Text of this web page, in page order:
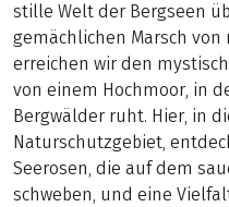
stille Welt der Bergseen
gemächlichen Marsch
erreichen wir den
von einem Hochmoor, in
Bergwälder ruht. Hier, in
Naturschutzgebiet,
Seerosen, die auf dem
schweben, und eine